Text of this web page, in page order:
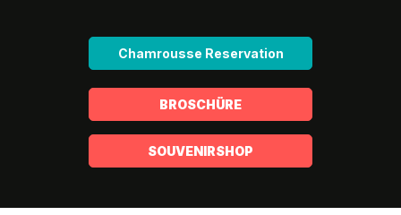
Chamrousse Reservation
BROSCHÜRE
SOUVENIRSHOP